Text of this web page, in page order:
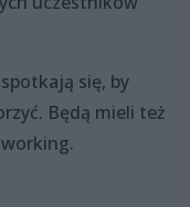
się, by
Będą mieli też